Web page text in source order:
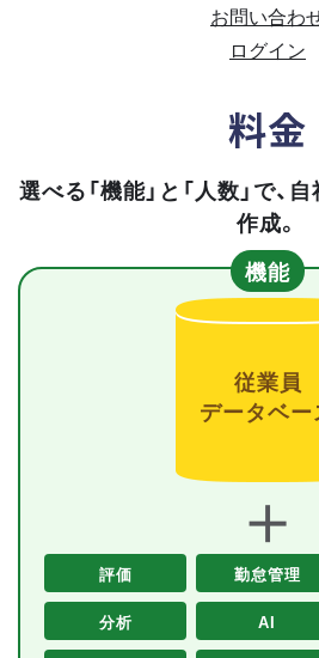
お問い合わ
ログイン
料金
選べる「機能」と「人数」で、
作成。
機能
従業員
データベー
＋
評価 勤怠管理
分析 AI